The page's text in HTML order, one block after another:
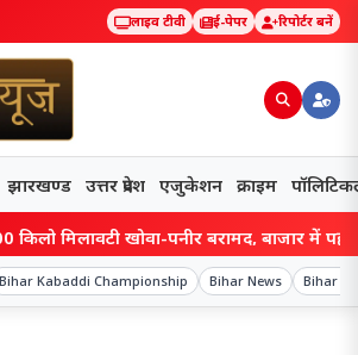
लाइव टीवी ई-पेपर रिपोर्टर बनें
झारखण्ड उत्तर प्रदेश एजुकेशन क्राइम
खोवा-पनीर बरामद, बाजार में पहुंचने से
Bihar Kabaddi Championship Bihar News Bihar